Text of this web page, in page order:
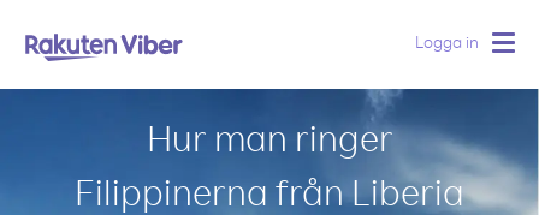
Logga in
Hur man ringer
Filippinerna från Liberia